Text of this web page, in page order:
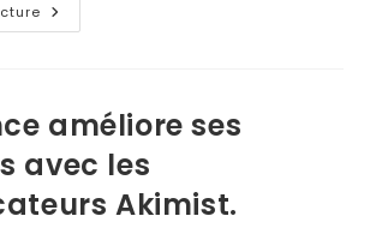
Maintenance
D’une
AKIMist®
« E »
améliore ses
avec les
Akimist.